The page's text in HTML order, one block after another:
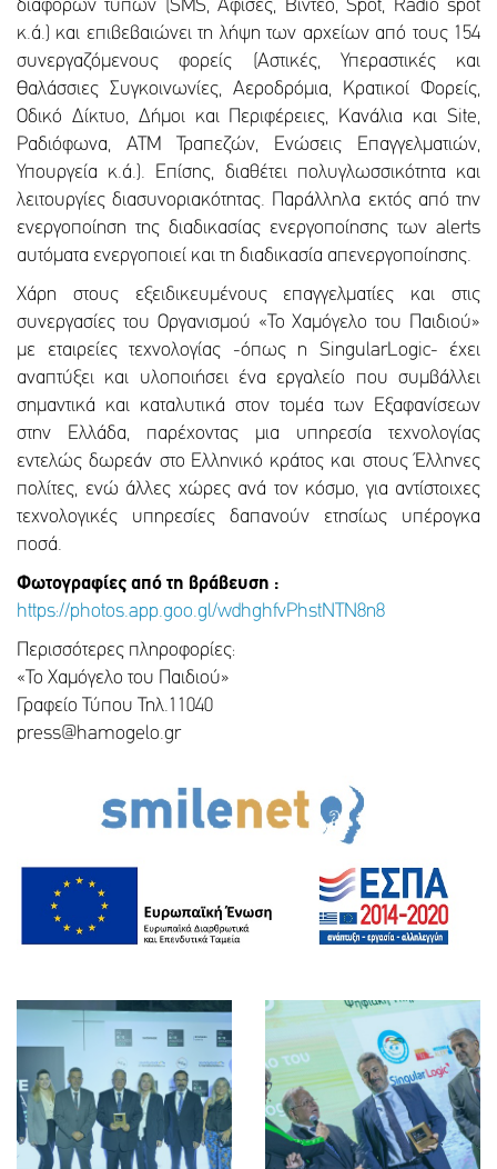
διαφόρων τύπων (SMS, Αφίσες, Bίντεο, Spot, Radio spot
κ.ά.) και επιβεβαιώνει τη λήψη των αρχείων από τους 154
συνεργαζόμενους φορείς (Αστικές, Υπεραστικές και
Θαλάσσιες Συγκοινωνίες, Αεροδρόμια, Κρατικοί Φορείς,
Οδικό Δίκτυο, Δήμοι και Περιφέρειες, Κανάλια και Site,
Ραδιόφωνα, ΑΤΜ Τραπεζών, Ενώσεις Επαγγελματιών,
Υπουργεία κ.ά.). Επίσης, διαθέτει πολυγλωσσικότητα και
λειτουργίες διασυνοριακότητας. Παράλληλα εκτός από την
ενεργοποίηση της διαδικασίας ενεργοποίησης των alerts
αυτόματα ενεργοποιεί και τη διαδικασία απενεργοποίησης.
Χάρη στους εξειδικευμένους επαγγελματίες και στις
συνεργασίες του Οργανισμού «Το Χαμόγελο του Παιδιού»
με εταιρείες τεχνολογίας -όπως η SingularLogic- έχει
αναπτύξει και υλοποιήσει ένα εργαλείο που συμβάλλει
σημαντικά και καταλυτικά στον τομέα των Εξαφανίσεων
στην Ελλάδα, παρέχοντας μια υπηρεσία τεχνολογίας
εντελώς δωρεάν στο Ελληνικό κράτος και στους Έλληνες
πολίτες, ενώ άλλες χώρες ανά τον κόσμο, για αντίστοιχες
τεχνολογικές υπηρεσίες δαπανούν ετησίως υπέρογκα
ποσά.
Φωτογραφίες από τη βράβευση :
https://photos.app.goo.gl/wdhghfvPhstNTN8n8
Περισσότερες πληροφορίες:
«Το Χαμόγελο του Παιδιού»
Γραφείο Τύπου Τηλ.11040
press@hamogelo.gr